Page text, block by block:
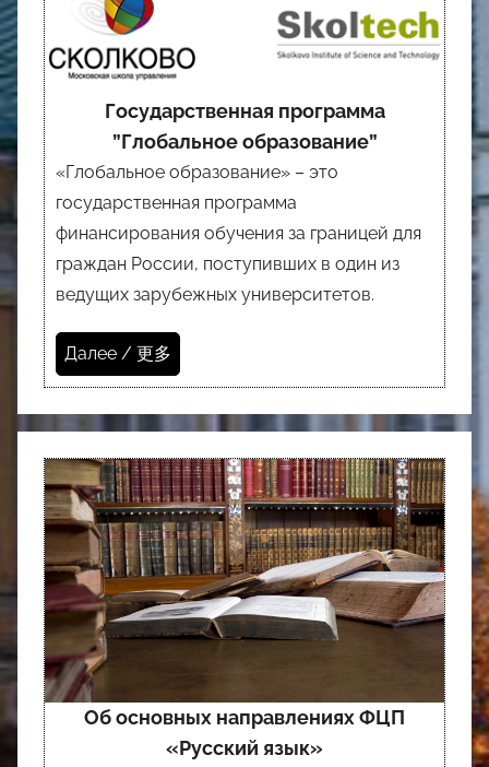
Государственная программа
”Глобальное образование”
«Глобальное образование» – это
государственная программа
финансирования обучения за границей для
граждан России, поступивших в один из
ведущих зарубежных университетов.
Далее / 更多
Об основных направлениях ФЦП
«Русский язык»